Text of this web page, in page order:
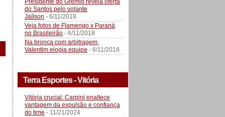
Presidente do Grêmio revela oferta
do Santos pelo volante
Jaílson - 6/11/2018
Veja fotos de Flamengo x Paraná
no Brasileirão - 6/11/2018
Na bronca com arbitragem,
Valentim elogia equipe - 6/11/2018
Terra Esportes - Vitória
Vitória crucial: Carpini enaltece
vantagem da expulsão e confiança
do time - 11/21/2024